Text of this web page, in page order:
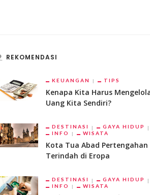
REKOMENDASI
KEUANGAN TIPS
Kenapa Kita Harus
Uang Kita Sendiri?
DESTINASI
GAYA HIDUP
INFO
WISATA
Kota Tua Abad Pertengahan
Terindah di Eropa
DESTINASI
GAYA HIDUP
INFO
WISATA